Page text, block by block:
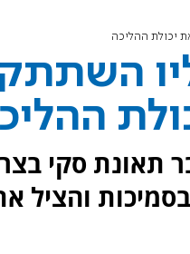
יכולת ההליכה
תאונת סקי
והציל